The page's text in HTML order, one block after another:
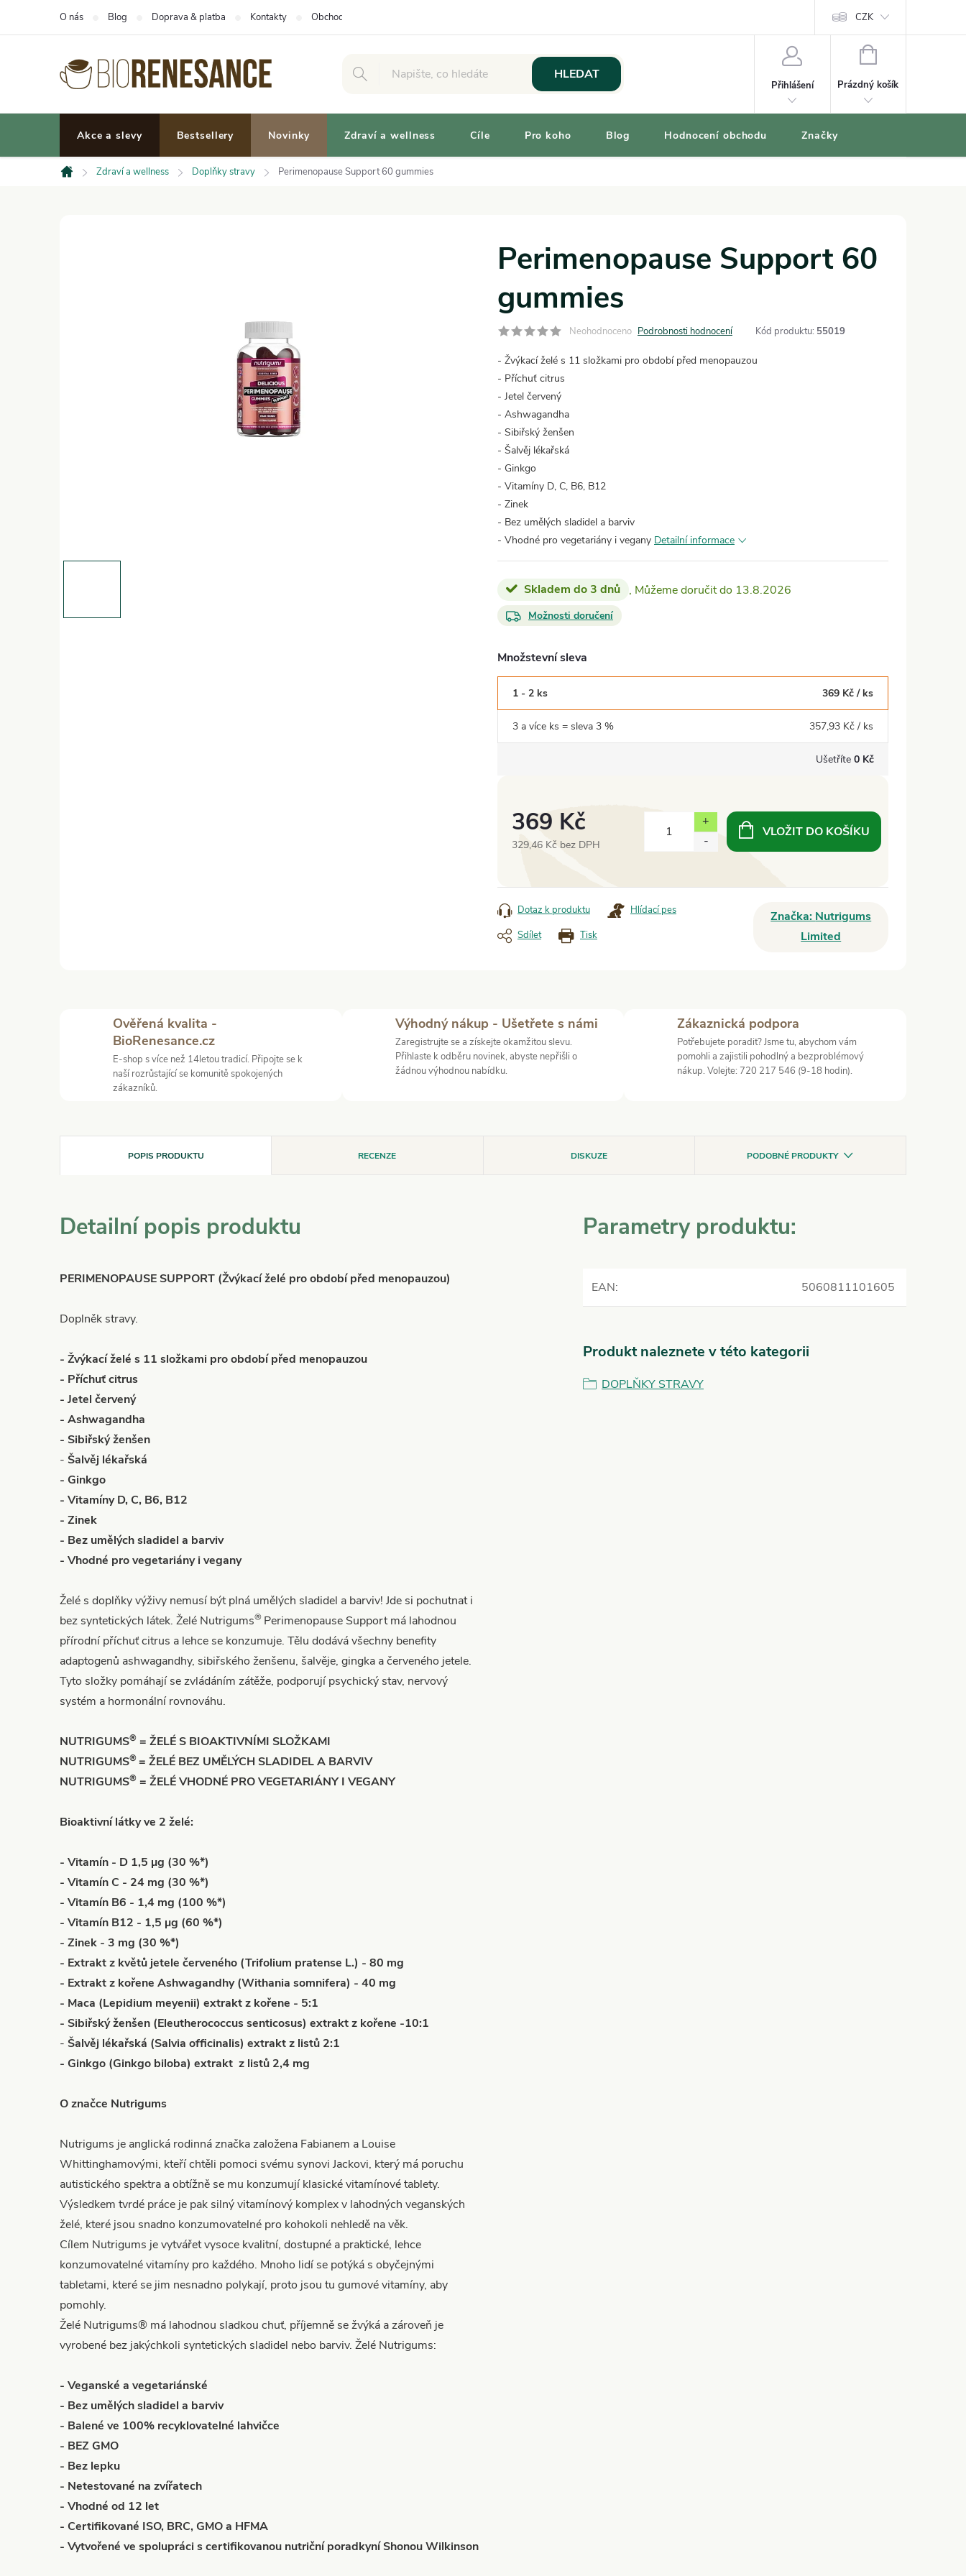
O nás Blog Doprava & platba Kontakty Obchodní podmínky CZK
HLEDAT
Přihlášení
NÁKUPNÍ
Prázdný košík
Akce a slevy Bestsellery Novinky Zdraví a wellness Cíle Pro koho Blog Hodnocení obchodu Značky
Domů
Zdraví a wellness Doplňky stravy Perimenopause Support 60 gummies
Perimenopause Support 60
gummies
Neohodnoceno Podrobnosti hodnocení Kód produktu: 55019
- Žvýkací želé s 11 složkami pro období před menopauzou
- Příchuť citrus
- Jetel červený
- Ashwagandha
- Sibiřský ženšen
- Šalvěj lékařská
- Ginkgo
- Vitamíny D, C, B6, B12
- Zinek
- Bez umělých sladidel a barviv
- Vhodné pro vegetariány i vegany Detailní informace
Skladem do 3 dnů 13.8.2026
Možnosti doručení
Množstevní sleva
1 - 2 ks 369 Kč/ ks
3 a více ks = sleva 3 % 357,93 Kč/ ks
Ušetříte 0 Kč
369 Kč
329,46 Kč bez DPH
VLOŽIT DO KOŠÍKU
Tisk
Dotaz k produktu
Hlídací pes
Sdílet
Značka: Nutrigums
Limited
Ověřená kvalita -
BioRenesance.cz
E-shop s více než 14letou tradicí. Připojte se k
naší rozrůstající se komunitě spokojených
zákazníků.
Výhodný nákup - Ušetřete s námi
Zaregistrujte se a získejte okamžitou slevu.
Přihlaste k odběru novinek, abyste nepřišli o
žádnou výhodnou nabídku.
Zákaznická podpora
Potřebujete poradit? Jsme tu, abychom vám
pomohli a zajistili pohodlný a bezproblémový
nákup. Volejte: 720 217 546 (9-18 hodin).
POPIS PRODUKTU RECENZE DISKUZE PODOBNÉ PRODUKTY
Detailní popis produktu
PERIMENOPAUSE SUPPORT (Žvýkací želé pro období před menopauzou)
Doplněk stravy.
- Žvýkací želé s 11 složkami pro období před menopauzou
- Příchuť citrus
- Jetel červený
- Ashwagandha
- Sibiřský ženšen
- Šalvěj lékařská
- Ginkgo
- Vitamíny D, C, B6, B12
- Zinek
- Bez umělých sladidel a barviv
- Vhodné pro vegetariány i vegany
Želé s doplňky výživy nemusí být plná umělých sladidel a barviv! Jde si pochutnat i
bez syntetických látek. Želé Nutrigums® Perimenopause Support má lahodnou
přírodní příchuť citrus a lehce se konzumuje. Tělu dodává všechny benefity
adaptogenů ashwagandhy, sibiřského ženšenu, šalvěje, gingka a červeného jetele.
Tyto složky pomáhají se zvládáním zátěže, podporují psychický stav, nervový
systém a hormonální rovnováhu.
NUTRIGUMS® = ŽELÉ S BIOAKTIVNÍMI SLOŽKAMI
NUTRIGUMS® = ŽELÉ BEZ UMĚLÝCH SLADIDEL A BARVIV
NUTRIGUMS® = ŽELÉ VHODNÉ PRO VEGETARIÁNY I VEGANY
Bioaktivní látky ve 2 želé:
- Vitamín - D 1,5 µg (30 %*)
- Vitamín C - 24 mg (30 %*)
- Vitamín B6 - 1,4 mg (100 %*)
- Vitamín B12 - 1,5 µg (60 %*)
- Zinek - 3 mg (30 %*)
- Extrakt z květů jetele červeného (Trifolium pratense L.) - 80 mg
- Extrakt z kořene Ashwagandhy (Withania somnifera) - 40 mg
- Maca (Lepidium meyenii) extrakt z kořene - 5:1
- Sibiřský ženšen (Eleutherococcus senticosus) extrakt z kořene -10:1
- Šalvěj lékařská (Salvia officinalis) extrakt z listů 2:1
- Ginkgo (Ginkgo biloba) extrakt z listů 2,4 mg
O značce Nutrigums
Nutrigums je anglická rodinná značka založena Fabianem a Louise
Whittinghamovými, kteří chtěli pomoci svému synovi Jackovi, který má poruchu
autistického spektra a obtížně se mu konzumují klasické vitamínové tablety.
Výsledkem tvrdé práce je pak silný vitamínový komplex v lahodných veganských
želé, které jsou snadno konzumovatelné pro kohokoli nehledě na věk.
Cílem Nutrigums je vytvářet vysoce kvalitní, dostupné a praktické, lehce
konzumovatelné vitamíny pro každého. Mnoho lidí se potýká s obyčejnými
tabletami, které se jim nesnadno polykají, proto jsou tu gumové vitamíny, aby
pomohly.
Želé Nutrigums® má lahodnou sladkou chuť, příjemně se žvýká a zároveň je
vyrobené bez jakýchkoli syntetických sladidel nebo barviv. Želé Nutrigums:
- Veganské a vegetariánské
- Bez umělých sladidel a barviv
- Balené ve 100% recyklovatelné lahvičce
- BEZ GMO
- Bez lepku
- Netestované na zvířatech
- Vhodné od 12 let
- Certifikované ISO, BRC, GMO a HFMA
- Vytvořené ve spolupráci s certifikovanou nutriční poradkyní Shonou Wilkinson
Parametry produktu:
EAN: 5060811101605
Produkt naleznete v této kategorii
DOPLŇKY STRAVY